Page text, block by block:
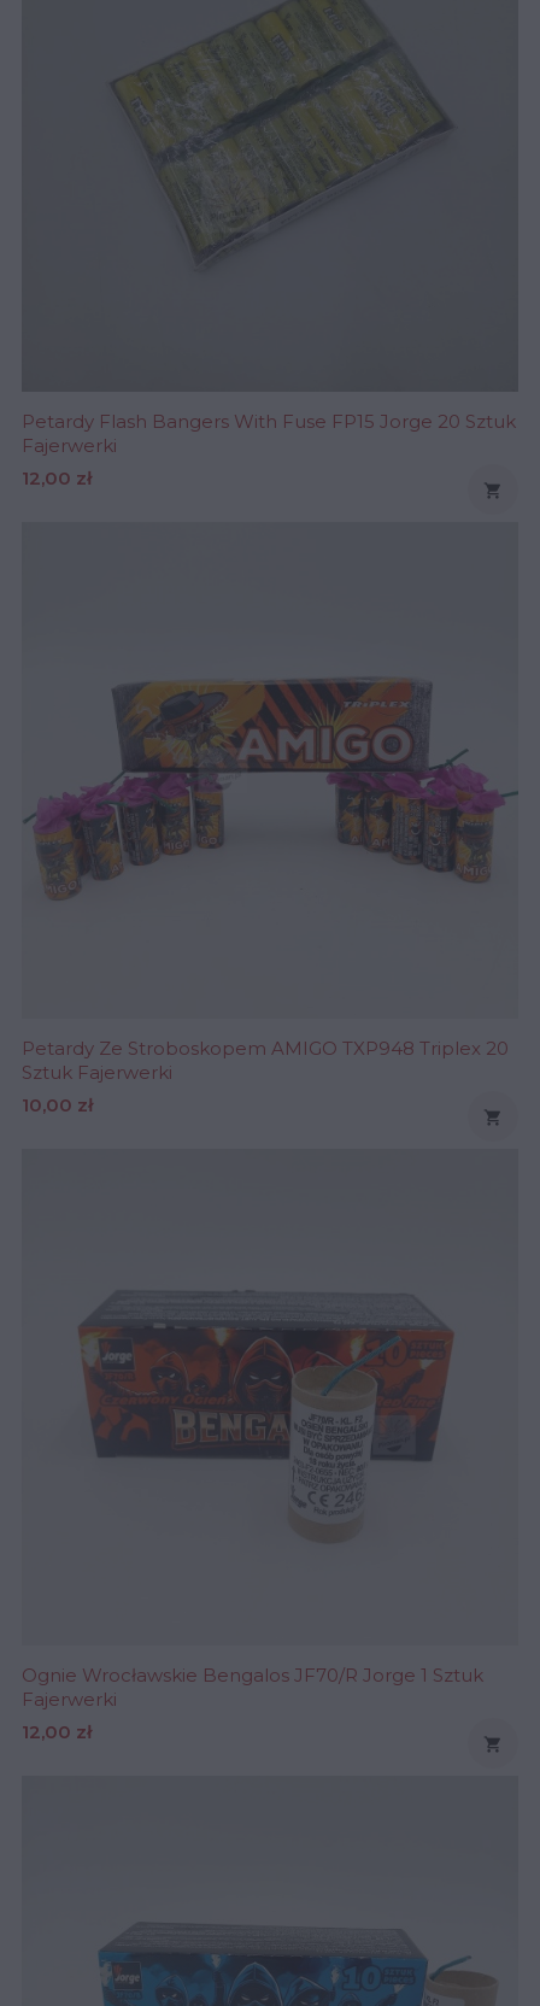
Petardy Flash Bangers With Fuse FP15 Jorge 20 Sztuk
Fajerwerki
Cena
12,00 zł

Petardy Ze Stroboskopem AMIGO TXP948 Triplex 20
Sztuk Fajerwerki
Cena
10,00 zł

Ognie Wrocławskie Bengalos JF70/R Jorge 1 Sztuk
Fajerwerki
Cena
12,00 zł
